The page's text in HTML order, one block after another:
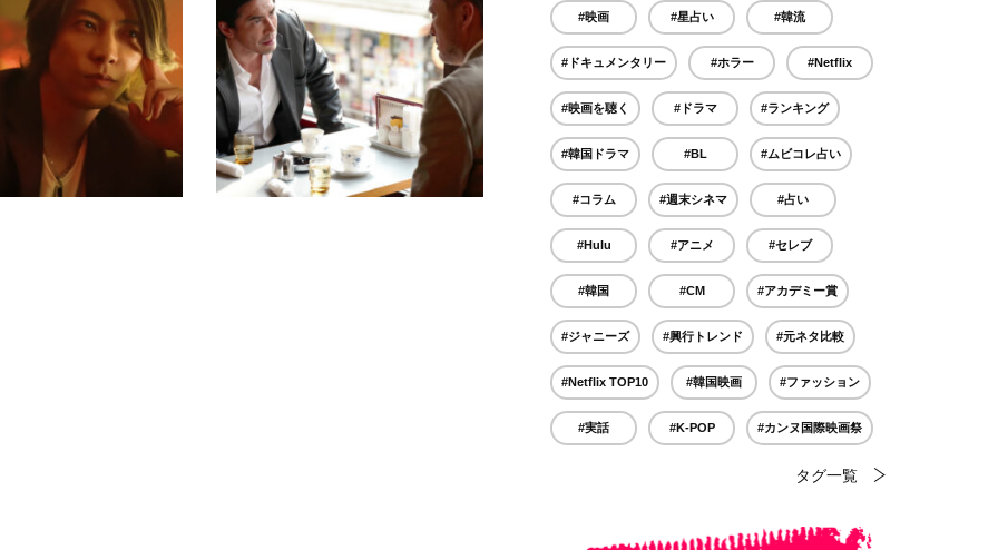
#映画 #星占い #韓流
#ドキュメンタリー #ホラー #Netflix
#映画を聴く #ドラマ #ランキング
#韓国ドラマ #BL #ムビコレ占い
#コラム #週末シネマ #占い
#Hulu #アニメ #セレブ
#韓国 #CM #アカデミー賞
#ジャニーズ #興行トレンド #元ネタ比較
#Netflix TOP10 #韓国映画 #ファッション
#実話 #K-POP #カンヌ国際映画祭
タグ一覧